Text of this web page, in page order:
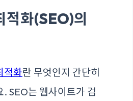
적화(SEO)의
적화란 무엇인지 간단히
. SEO는 웹사이트가 검